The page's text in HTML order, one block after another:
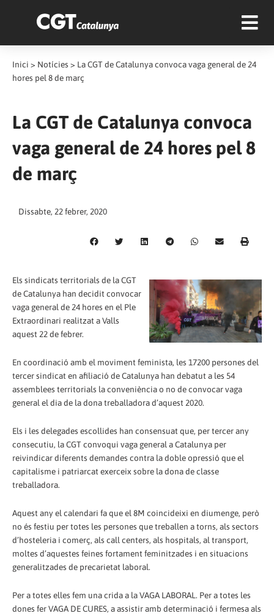
Inici > Notícies > La CGT de Catalunya convoca vaga general de 24
hores pel 8 de març
La CGT de Catalunya convoca
vaga general de 24 hores pel 8
de març
Dissabte, 22 febrer, 2020
Els sindicats territorials de la CGT
de Catalunya han decidit convocar
vaga general de 24 hores en el Ple
Extraordinari realitzat a Valls
aquest 22 de febrer.
En coordinació amb el moviment feminista, les 17200 persones del
tercer sindicat en afiliació de Catalunya han debatut a les 54
assemblees territorials la conveniència o no de convocar vaga
general el dia de la dona treballadora d’aquest 2020.
Els i les delegades escollides han consensuat que, per tercer any
consecutiu, la CGT convoqui vaga general a Catalunya per
reivindicar diferents demandes contra la doble opressió que el
capitalisme i patriarcat exerceix sobre la dona de classe
treballadora.
Aquest any el calendari fa que el 8M coincideixi en diumenge, però
no és festiu per totes les persones que treballen a torns, als sectors
d’hosteleria i comerç, als call centers, als hospitals, al transport,
moltes d’aquestes feines fortament feminitzades i en situacions
generalitzades de precarietat laboral.
Per a totes elles fem una crida a la VAGA LABORAL. Per a totes les
dones fer VAGA DE CURES, a assistir amb determinació i fermesa als